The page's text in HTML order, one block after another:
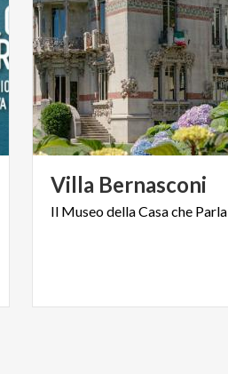
Villa Bernasconi
Il MuseodellaCasache Parla